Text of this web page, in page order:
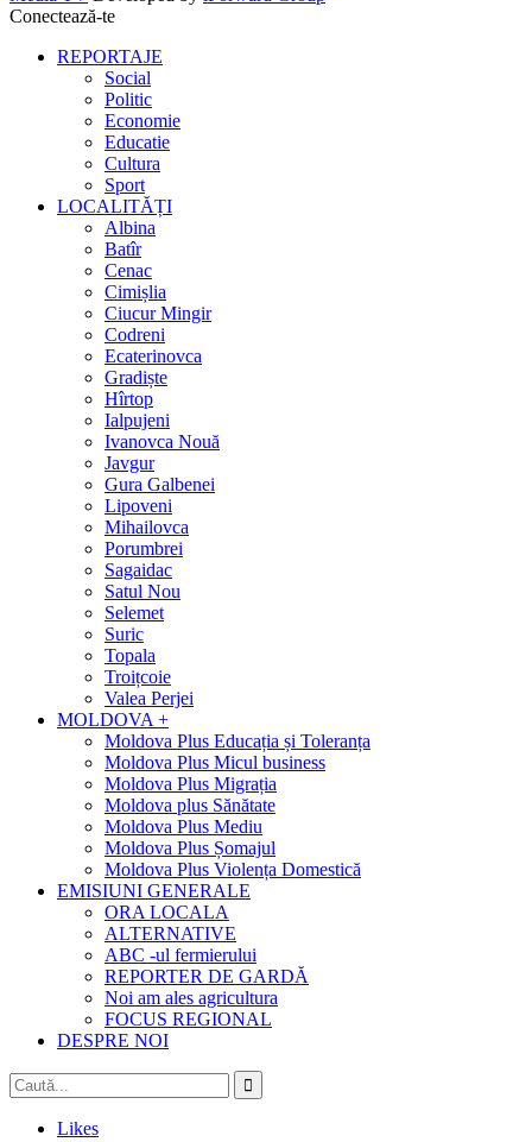
Conectează-te
REPORTAJE
Social
Politic
Economie
Educatie
Cultura
Sport
LOCALITĂȚI
Albina
Batîr
Cenac
Cimișlia
Ciucur Mingir
Codreni
Ecaterinovca
Gradiște
Hîrtop
Ialpujeni
Ivanovca Nouă
Javgur
Gura Galbenei
Lipoveni
Mihailovca
Porumbrei
Sagaidac
Satul Nou
Selemet
Suric
Topala
Troițcoie
Valea Perjei
MOLDOVA +
Moldova Plus Educația și Toleranța
Moldova Plus Micul business
Moldova Plus Migrația
Moldova plus Sănătate
Moldova Plus Mediu
Moldova Plus Șomajul
Moldova Plus Violența Domestică
EMISIUNI GENERALE
ORA LOCALA
ALTERNATIVE
ABC -ul fermierului
REPORTER DE GARDĂ
Noi am ales agricultura
FOCUS REGIONAL
DESPRE NOI
Likes